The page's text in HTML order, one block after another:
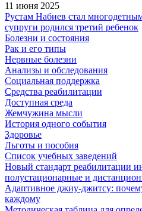
11 июня 2025
Рустам Набиев стал
супруги родился третий ребенок
Болезни и состояния
Рак и его типы
Нервные болезни
Анализы и обследования
Социальная поддержка
Средства реабилитации
Доступная среда
Жемчужина мысли
История одного события
Здоровье
Льготы и пособия
Список учебных заведений
Новый стандарт реабилитации
полустационарные и
Адаптивное джиу-джитсу:
каждому